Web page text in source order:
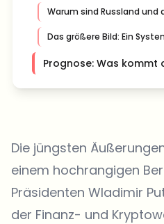
Warum sind Russland und
Das größere Bild: Ein
Prognose: Was kommt
Die jüngsten
einem hochrangigen
Präsidenten Wladimir
der Finanz- und